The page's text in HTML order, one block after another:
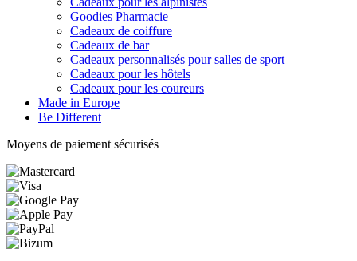
Goodies Pharmacie
Cadeaux de coiffure
Cadeaux de bar
Cadeaux personnalisés pour salles de sport
Cadeaux pour les hôtels
Cadeaux pour les coureurs
Made in Europe
Be Different
Moyens de paiement sécurisés